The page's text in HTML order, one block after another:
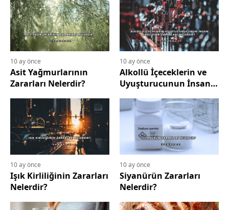
10 ay önce
Asit Yağmurlarının
Zararları Nelerdir?
10 ay önce
Alkollü İçeceklerin ve
Uyuşturucunun İnsan
Nelerdir?
10 ay önce
Işık Kirliliğinin Zararları
Nelerdir?
10 ay önce
Siyanürün Zararları
Nelerdir?